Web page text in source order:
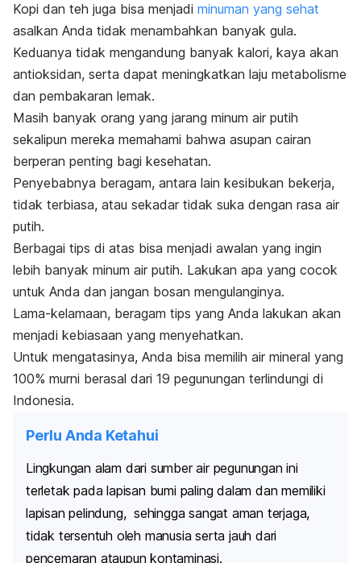
Kopi dan teh juga bisa menjadi minuman yang sehat
asalkan Anda tidak menambahkan banyak gula.
Keduanya tidak mengandung banyak kalori, kaya akan
antioksidan, serta dapat meningkatkan laju metabolisme
dan pembakaran lemak.
Masih banyak orang yang jarang minum air putih
sekalipun mereka memahami bahwa asupan cairan
berperan penting bagi kesehatan.
Penyebabnya beragam, antara lain kesibukan bekerja,
tidak terbiasa, atau sekadar tidak suka dengan rasa air
putih.
Berbagai tips di atas bisa menjadi awalan yang ingin
lebih banyak minum air putih. Lakukan apa yang cocok
untuk Anda dan jangan bosan mengulanginya.
Lama-kelamaan, beragam tips yang Anda lakukan akan
menjadi kebiasaan yang menyehatkan.
Untuk mengatasinya, Anda bisa memilih air mineral yang
100% murni berasal dari 19 pegunungan terlindungi di
Indonesia.
Perlu Anda Ketahui
Lingkungan alam dari sumber air pegunungan ini
terletak pada lapisan bumi paling dalam dan memiliki
lapisan pelindung, sehingga sangat aman terjaga,
tidak tersentuh oleh manusia serta jauh dari
pencemaran ataupun kontaminasi.